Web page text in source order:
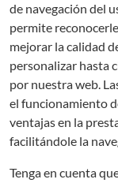
de navegación del
permite
mejorar la calidad
personalizar hasta
por nuestra web.
el funcionamiento
ventajas en la
facilitándole la
Tenga en cuenta